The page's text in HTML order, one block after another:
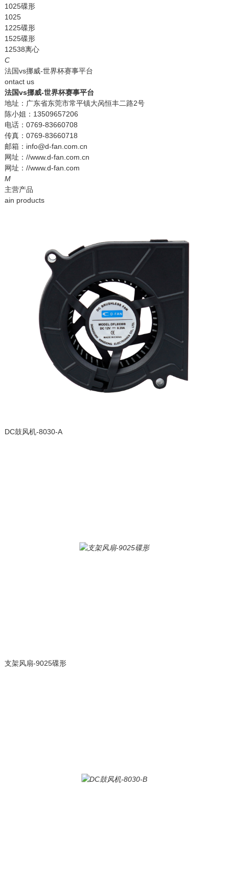
1025碟形
1025
1225碟形
1525碟形
12538离心
C
法国vs挪威-世界杯赛事平台
ontact us
法国vs挪威-世界杯赛事平台
地址：广东省东莞市常平镇大呙恒丰二路2号
陈小姐：13509657206
电话：0769-83660708
传真：0769-83660718
邮箱：info@d-fan.com.cn
网址：//www.d-fan.com.cn
网址：//www.d-fan.com
M
主营产品
ain products
DC鼓风机-8030-A
支架风扇-9025碟形